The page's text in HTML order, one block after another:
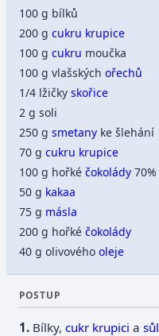
100 g bílků
200 gcukru krupice
100 gcukru moučka
100 g vlašskýchořechů
1/4 lžičkyskořice
2 g soli
250 gsmetany ke šlehání
70 gcukru krupice
100 g hořkéčokolády 70%
50 g kakaa
75 g másla
200 g hořkéčokolády
40 g olivovéhooleje
POSTUP
Bílky,cukr krupici asůl